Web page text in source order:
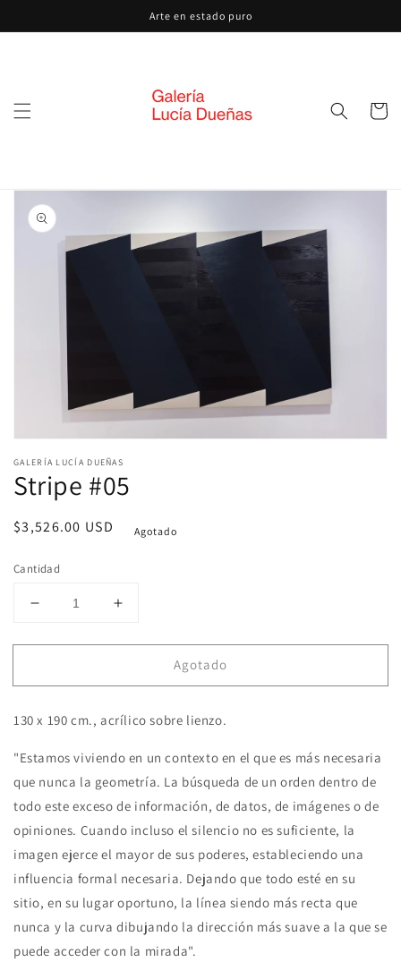
al contenido
Arte en estado puro
Carrito
directamente
a la
información
del producto
elemento
1
en
ventana
modal
GALERÍA LUCÍA DUEÑAS
Stripe #05
Precio
$3,526.00 USD Agotado
Cantidad
Reducir
para
#05
Aumentar
para
#05
Agotado
130 x 190 cm., acrílico sobre lienzo.
"Estamos viviendo en un contexto en el que es más necesaria
que nunca la geometría. La búsqueda de un orden dentro de
todo este exceso de información, de datos, de imágenes o de
opiniones. Cuando incluso el silencio no es suficiente, la
imagen ejerce el mayor de sus poderes, estableciendo una
influencia formal necesaria. Dejando que todo esté en su
sitio, en su lugar oportuno, la línea siendo más recta que
nunca y la curva dibujando la dirección más suave a la que se
puede acceder con la mirada".